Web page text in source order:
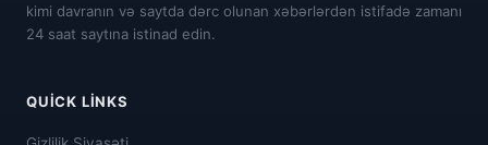
kimi davranın və saytda dərc olunan xəbərlərdən istifadə zamanı
24 saat saytına istinad edin.
QUICK LINKS